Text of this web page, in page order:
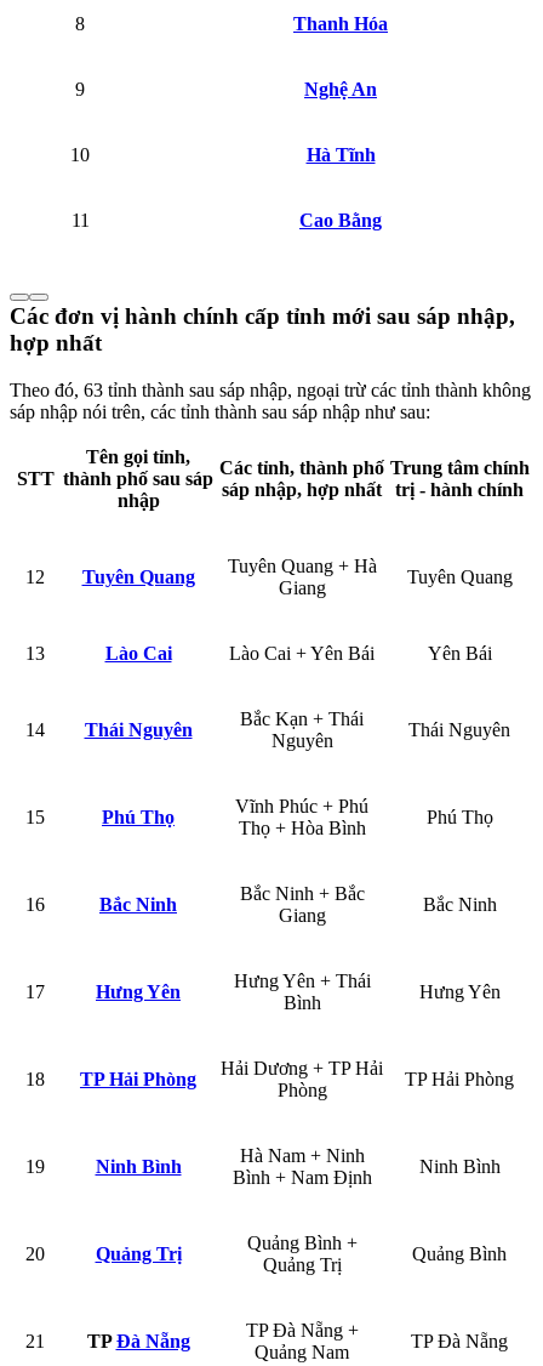
8 Thanh Hóa
9 Nghệ An
10 Hà Tĩnh
11 Cao Bằng
Các đơn vị hành chính cấp tỉnh mới sau sáp nhập,
hợp nhất
Theo đó, 63 tỉnh thành sau sáp nhập, ngoại trừ các tỉnh thành không
sáp nhập nói trên, các tỉnh thành sau sáp nhập như sau:
STT
Tên gọi tỉnh,
thành phố sau sáp
nhập
Các tỉnh, thành phố
sáp nhập, hợp nhất
Trung tâm chính
trị - hành chính
12 Tuyên Quang
Tuyên Quang + Hà
Giang
Tuyên Quang
13 Lào Cai Lào Cai + Yên Bái Yên Bái
14 Thái Nguyên
Bắc Kạn + Thái
Nguyên
Thái Nguyên
15 Phú Thọ
Vĩnh Phúc + Phú
Thọ + Hòa Bình
Phú Thọ
16 Bắc Ninh
Bắc Ninh + Bắc
Giang
Bắc Ninh
17 Hưng Yên
Hưng Yên + Thái
Bình
Hưng Yên
18 TP Hải Phòng
Hải Dương + TP Hải
Phòng
TP Hải Phòng
19 Ninh Bình
Hà Nam + Ninh
Bình + Nam Định
Ninh Bình
20 Quảng Trị
Quảng Bình +
Quảng Trị
Quảng Bình
21 TPĐà Nẵng
TP Đà Nẵng +
Quảng Nam
TP Đà Nẵng